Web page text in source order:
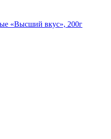
«Высший вкус», 200г